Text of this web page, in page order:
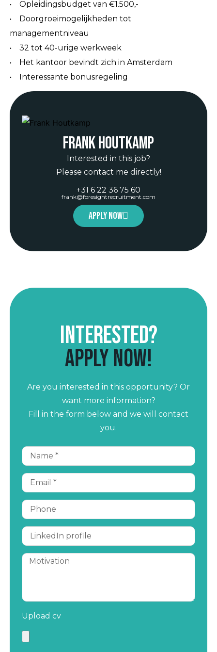
• Opleidingsbudget van €1.500,-
• Doorgroeimogelijkheden tot
managementniveau
• 32 tot 40-urige werkweek
• Het kantoor bevindt zich in Amsterdam
• Interessante bonusregeling
Frank Houtkamp
Interested in this job?
Please contact me directly!
+31 6 22 36 75 60
frank@foresightrecruitment.com
Apply now
Interested?
Apply now!
Are you interested in this opportunity? Or
want more information?
Fill in the form below and we will contact
you.
Upload cv